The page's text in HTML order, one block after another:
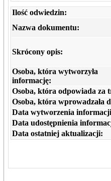
Ilość odwiedzin:
Nazwa dokumentu:
Skrócony opis:
Osoba, która wytworzyła
informację:
Osoba, która odpowiada za
Osoba, która wprowadzała
Data wytworzenia
Data udostępnienia
Data ostatniej aktualizacji: